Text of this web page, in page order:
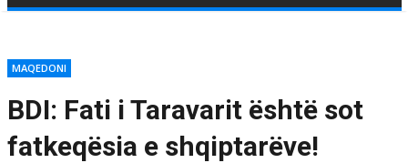
MAQEDONI
BDI: Fati i Taravarit është sot
fatkeqësia e shqiptarëve!